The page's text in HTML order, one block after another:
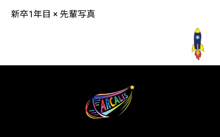
新卒1年目 × 先輩写真